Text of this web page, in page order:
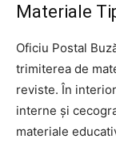
Materiale
Oficiu Postal
trimiterea de
reviste. În
interne și
materiale